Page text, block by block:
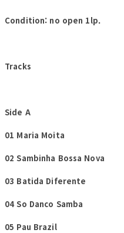
Condition: no open 1lp.
Tracks
Side A
01 Maria Moita
02 Sambinha Bossa Nova
03 Batida Diferente
04 So Danco Samba
05 Pau Brazil